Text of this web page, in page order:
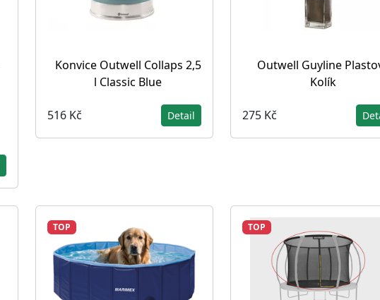
Konvice Outwell Collaps 2,5
l Classic Blue
516 Kč Detail
Outwell Guyline
Kolík
275 Kč
TOP TOP